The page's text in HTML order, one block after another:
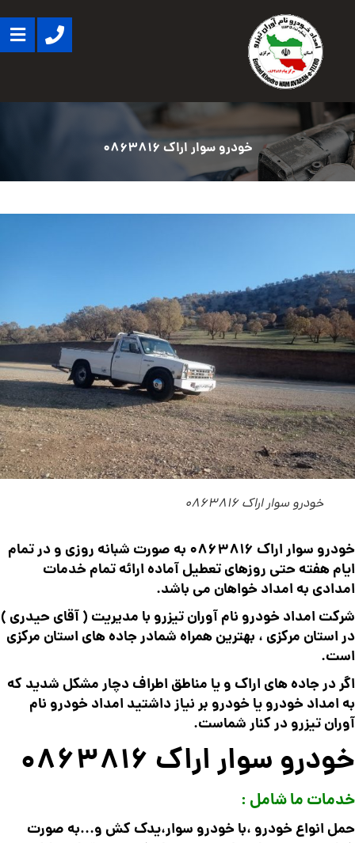
خودرو سوار اراک 0863816
خودرو سوار اراک 0863816
خودرو سوار اراک 0863816 به صورت شبانه روزی و در تمام
ایام هفته حتی روزهای تعطیل آماده ارائه تمام خدمات
امدادی به امداد خواهان می باشد.
شرکت امداد خودرو نام آوران تیزرو با مدیریت ( آقای حیدری )
در استان مرکزی ، بهترین همراه شمادر جاده های استان مرکزی
است.
اگر در جاده های اراک و یا مناطق اطراف دچار مشکل شدید که
به امداد خودرو یا خودرو بر نیاز داشتید امداد خودرو نام
آوران تیزرو در کنار شماست.
خودرو سوار اراک 0863816
خدمات ما شامل :
حمل انواع خودرو ،با خودرو سوار،یدک کش و…به صورت